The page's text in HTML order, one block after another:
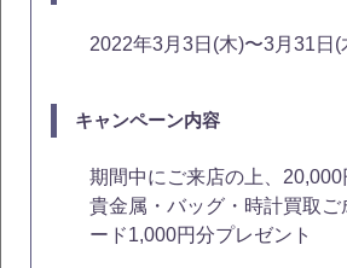
2022年3月3日(木)〜3月31日(
キャンペーン内容
期間中にご来店の上、20,000
貴金属・バッグ・時計買取ご
ード1,000円分プレゼント